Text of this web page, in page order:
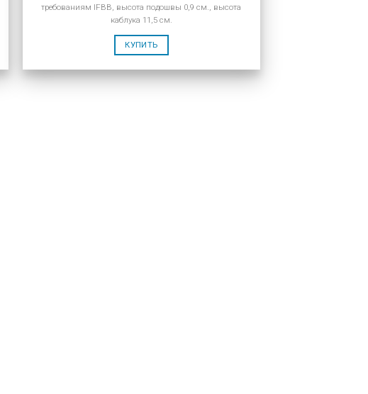
требованиям IFBB, высота подошвы 0,9 см., высота
каблука 11,5 см.
КУПИТЬ